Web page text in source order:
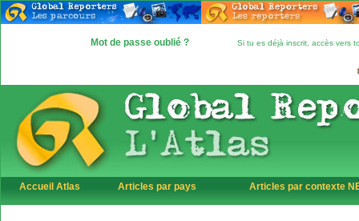
Mot de passe oublié ? Si tu es déjà inscrit, accès vers
Accueil Atlas Articles par pays Articles par contexte